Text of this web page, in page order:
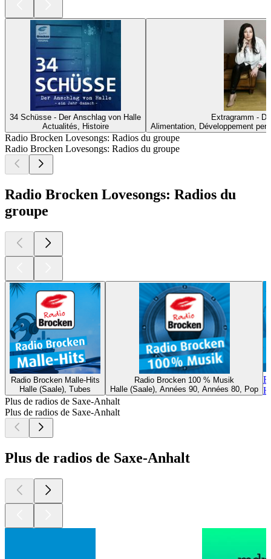
34 Schüsse - Der Anschlag von Halle
Actualités, Histoire
Extragramm -
Alimentation, Développement
Radio Brocken Lovesongs: Radios du groupe
Radio Brocken Lovesongs: Radios du groupe
Radio Brocken Lovesongs: Radios du
groupe
Radio Brocken Malle-Hits
Halle (Saale), Tubes
Radio Brocken 100 % Musik
Halle (Saale), Années 90, Années 80, Pop
Plus de radios de Saxe-Anhalt
Plus de radios de Saxe-Anhalt
Plus de radios de Saxe-Anhalt